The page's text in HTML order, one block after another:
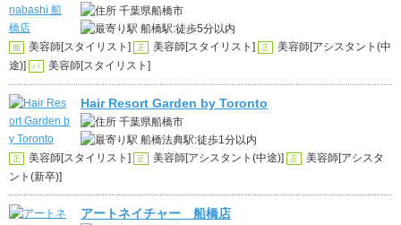
千葉県船橋市
船橋駅:徒歩5分以内
面 美容師[スタイリスト] 正 美容師[スタイリスト] 正
美容師[アシスタント(中
途)]
パ 美容師[スタイリスト]
Hair Resort Garden by Toronto
千葉県船橋市
船橋法典駅:徒歩1分以内
正 美容師[スタイリスト] 正 美容師[アシスタント(中途)] 正
美容師[アシスタ
ント(新卒)]
アートネイチャー 船橋店